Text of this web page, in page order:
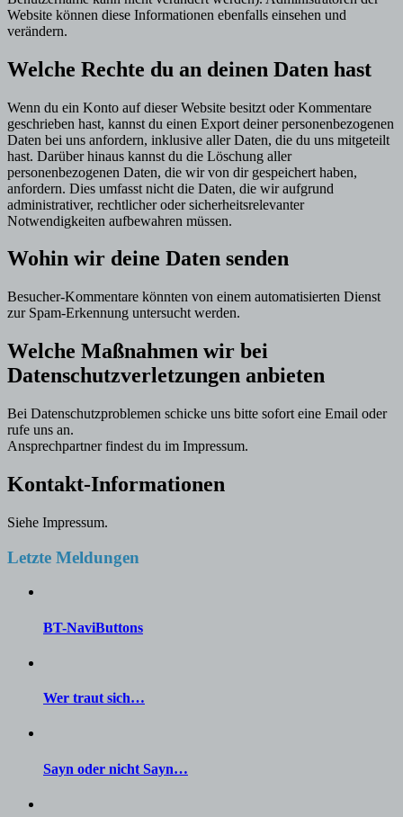
Website können diese Informationen ebenfalls einsehen und
verändern.
Welche Rechte du an deinen Daten hast
Wenn du ein Konto auf dieser Website besitzt oder Kommentare
geschrieben hast, kannst du einen Export deiner personenbezogenen
Daten bei uns anfordern, inklusive aller Daten, die du uns mitgeteilt
hast. Darüber hinaus kannst du die Löschung aller
personenbezogenen Daten, die wir von dir gespeichert haben,
anfordern. Dies umfasst nicht die Daten, die wir aufgrund
administrativer, rechtlicher oder sicherheitsrelevanter
Notwendigkeiten aufbewahren müssen.
Wohin wir deine Daten senden
Besucher-Kommentare könnten von einem automatisierten Dienst
zur Spam-Erkennung untersucht werden.
Welche Maßnahmen wir bei
Datenschutzverletzungen anbieten
Bei Datenschutzproblemen schicke uns bitte sofort eine Email oder
rufe uns an.
Ansprechpartner findest du im Impressum.
Kontakt-Informationen
Siehe Impressum.
Letzte Meldungen
BT-NaviButtons
Wer traut sich…
Sayn oder nicht Sayn…